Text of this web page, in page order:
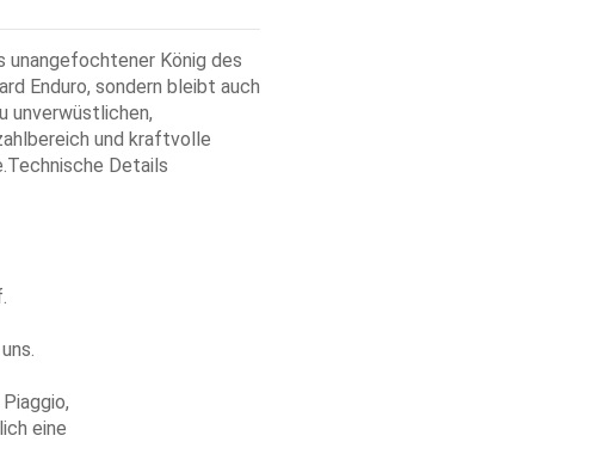
unangefochtener König des
Enduro, sondern bleibt auch
unverwüstlichen,
und kraftvolle
Details
eine